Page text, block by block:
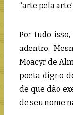
“arte pela
Por tudo
adentro.
Moacyr de
poeta digno
de que dão
de seu nome